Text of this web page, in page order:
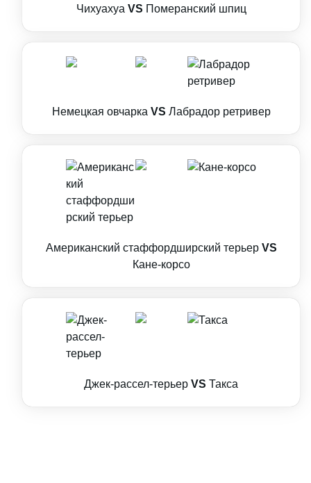
Чихуахуа VS Померанский шпиц
Немецкая овчарка VS Лабрадор ретривер
Американский стаффордширский терьер VS
Кане-корсо
Джек-рассел-терьер VS Такса